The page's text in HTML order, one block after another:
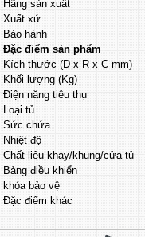
Hãng sản xuất
Xuất xứ
Bảo hành
Đặc điểm sản phẩm
Kích thước (D x R x C mm)
Khối lượng (Kg)
Điện năng tiêu thụ
Loại tủ
Sức chứa
Nhiệt độ
Chất liệu khay/khung/cửa tủ
Bảng điều khiển
khóa bảo vệ
Đặc điểm khác